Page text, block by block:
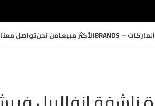
الماركات – BRANDS الأكثر مبيعامن نحنتواصل معنا